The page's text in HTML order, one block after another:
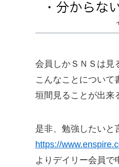
会員しかＳＮＳは見
こんなことについて
垣間見ることが出来
是非、勉強したいと
https://
よりデイリー会員で